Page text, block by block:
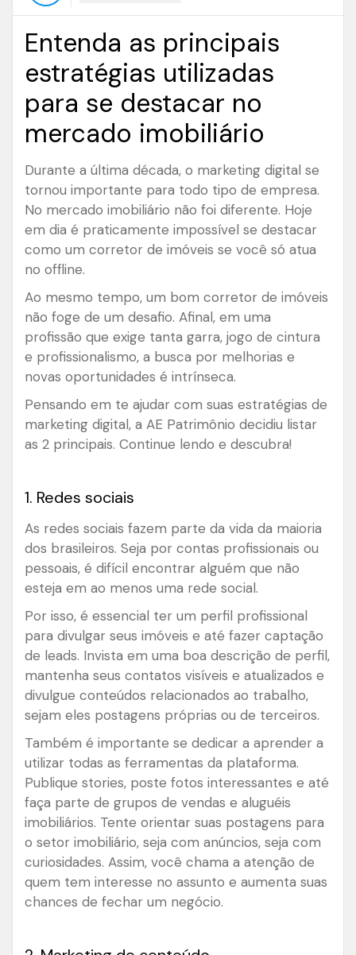
Entenda as principais
estratégias utilizadas
para se destacar no
mercado imobiliário
Durante a última década, o marketing digital se
tornou importante para todo tipo de empresa.
No mercado imobiliário não foi diferente. Hoje
em dia é praticamente impossível se destacar
como um corretor de imóveis se você só atua
no offline.
Ao mesmo tempo, um bom corretor de imóveis
não foge de um desafio. Afinal, em uma
profissão que exige tanta garra, jogo de cintura
e profissionalismo, a busca por melhorias e
novas oportunidades é intrínseca.
Pensando em te ajudar com suas estratégias de
marketing digital, a AE Patrimônio decidiu listar
as 2 principais. Continue lendo e descubra!
1. Redes sociais
As redes sociais fazem parte da vida da maioria
dos brasileiros. Seja por contas profissionais ou
pessoais, é difícil encontrar alguém que não
esteja em ao menos uma rede social.
Por isso, é essencial ter um perfil profissional
para divulgar seus imóveis e até fazer captação
de leads. Invista em uma boa descrição de perfil,
mantenha seus contatos visíveis e atualizados e
divulgue conteúdos relacionados ao trabalho,
sejam eles postagens próprias ou de terceiros.
Também é importante se dedicar a aprender a
utilizar todas as ferramentas da plataforma.
Publique stories, poste fotos interessantes e até
faça parte de grupos de vendas e aluguéis
imobiliários. Tente orientar suas postagens para
o setor imobiliário, seja com anúncios, seja com
curiosidades. Assim, você chama a atenção de
quem tem interesse no assunto e aumenta suas
chances de fechar um negócio.